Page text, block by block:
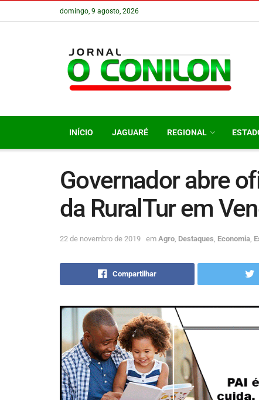
domingo, 9 agosto, 2026
INÍCIO JAGUARÉ REGIONAL
Governador abre
da RuralTur em
22 de novembro de 2019 em Agro Destaques Economia
Compartilhar